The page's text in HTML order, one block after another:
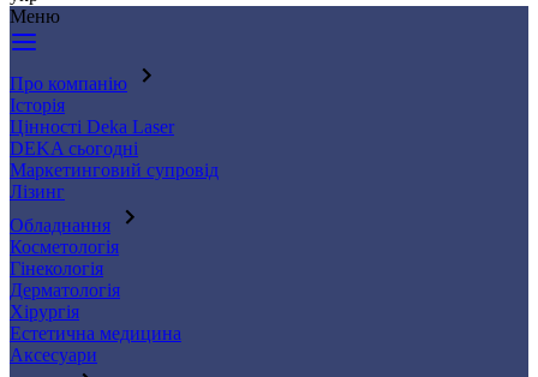
Меню
Про компанію
Історія
Цінності Deka Laser
DEKA сьогодні
Маркетинговий супровід
Лізинг
Обладнання
Косметологія
Гінекологія
Дерматологія
Хірургія
Естетична медицина
Аксесуари